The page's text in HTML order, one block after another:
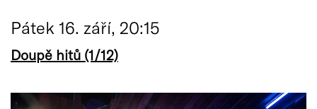
Pátek 16. září, 20:15
Doupě hitů (1/12)